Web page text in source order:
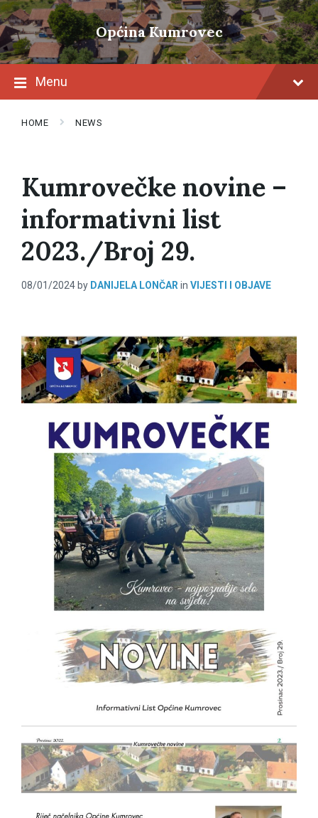
Skip
to
content
Skip
to
main
navigation
Skip
to
footer
Općina Kumrovec
Menu
HOME NEWS
Kumrovečke novine –
informativni list
2023./Broj 29.
08/01/2024 by DANIJELA LONČAR in VIJESTI I OBJAVE